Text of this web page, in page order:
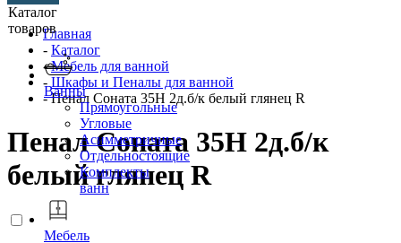
Каталог
товаров
Ванны
Прямоугольные
Угловые
Асимметричные
Отдельностоящие
Комплекты
ванн
Мебель
Главная
- Каталог
-Мебель для ванной
- Шкафы и Пеналы для ванной
- Пенал Соната 35Н 2д.б/к белый глянец R
Пенал Соната 35Н 2д.б/к
белый глянец R